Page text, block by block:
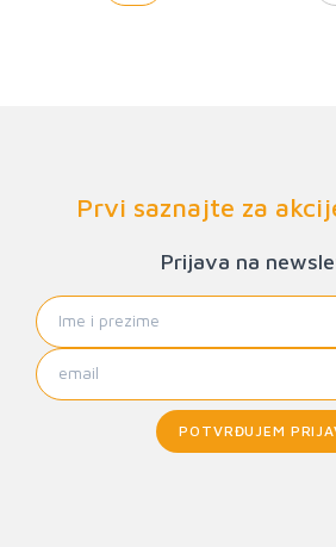
Prvi saznajte za
Prijava na
POTVRĐUJEM